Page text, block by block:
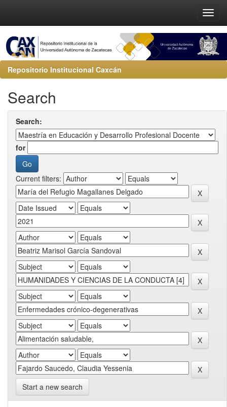
Repositorio Institucional Caxcán
Search
Search:
for
Current filters:
Start a new search